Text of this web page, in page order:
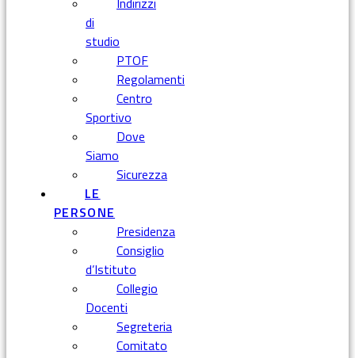
di
studio
PTOF
Regolamenti
Centro
Sportivo
Dove
Siamo
Sicurezza
LE
PERSONE
Presidenza
Consiglio
d’Istituto
Collegio
Docenti
Segreteria
Comitato